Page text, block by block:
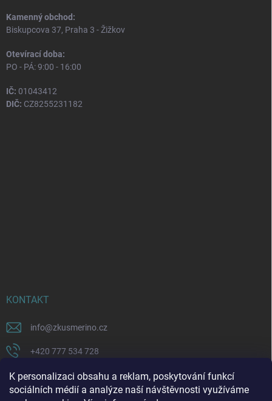
K personalizaci obsahu a reklam, poskytování funkcí
sociálních médií a analýze naší návštěvnosti využíváme
Kamenný obchod:
Biskupcova 37, Praha 3 - Žižkov
Otevírací doba:
PO - PÁ: 9:00 - 16:00
IČ: 01043412
DIČ: CZ8255231182
KONTAKT
info@zkusmerino.cz
+420 777 534 728
https://www.facebook.com/zkusmerino/
zkusmerino.cz